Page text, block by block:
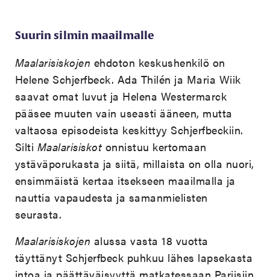
Suurin silmin maailmalle
Maalarisiskojen ehdoton keskushenkilö on
Helene Schjerfbeck. Ada Thilén ja Maria Wiik
saavat omat luvut ja Helena Westermarck
pääsee muuten vain useasti ääneen, mutta
valtaosa episodeista keskittyy Schjerfbeckiin.
Silti Maalarisiskot onnistuu kertomaan
ystäväporukasta ja siitä, millaista on olla nuori,
ensimmäistä kertaa itsekseen maailmalla ja
nauttia vapaudesta ja samanmielisten
seurasta.
Maalarisiskojen alussa vasta 18 vuotta
täyttänyt Schjerfbeck puhkuu lähes lapsekasta